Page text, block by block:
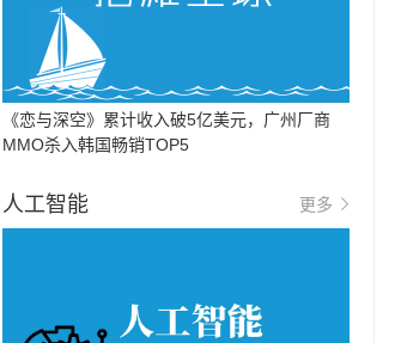
《恋与深空》累计收入破5亿美元，广州厂商
MMO杀入韩国畅销TOP5
人工智能 更多